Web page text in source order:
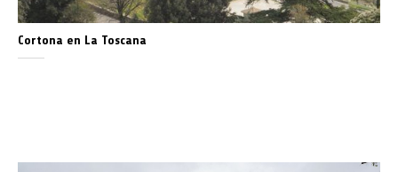
Cortona en La Toscana